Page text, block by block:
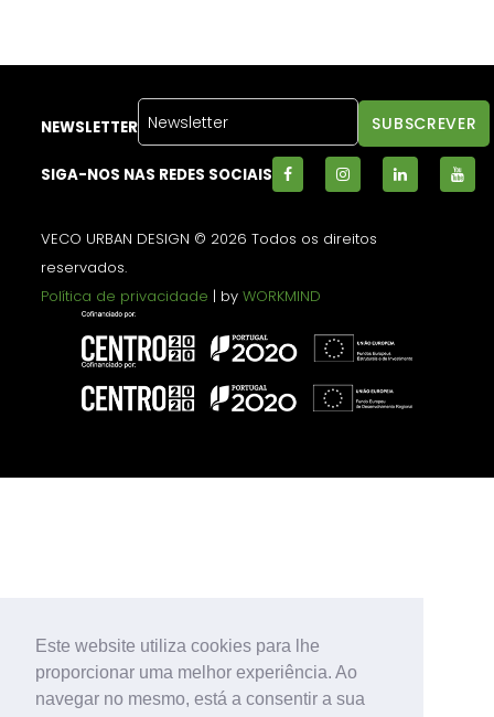
Este website utiliza cookies para lhe
proporcionar uma melhor experiência. Ao
navegar no mesmo, está a consentir a sua
NEWSLETTER
SIGA-NOS NAS REDES SOCIAIS
VECO URBAN DESIGN © 2026 Todos os direitos
reservados.
Política de privacidade | byWORKMIND